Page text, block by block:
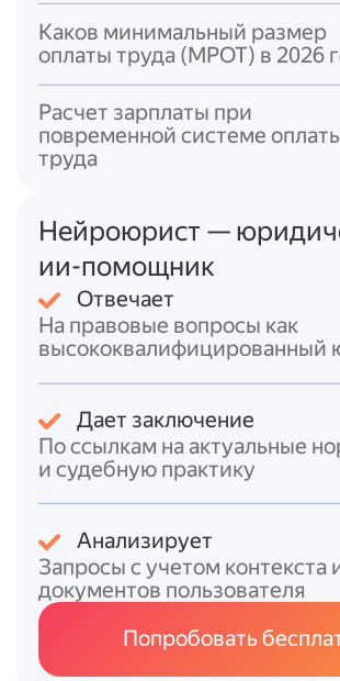
начисляютсясверхМРОТ.
Что входит в МРОТ:
оклад (может быть ниже
стимулирующие выплаты
надбавки стимулирующего
компенсационные выплаты
условия).
Условие применения МРОТ
должен полностью
рабочего времени за месяц
выполнить нормы труда.
Региональный МРОТ: в
может быть установлен
133.1 ТК РФ), который не
ниже федерального МРОТ.
Итоговый ответ
Чтобы рассчитать зарплату с
Определитеитоговую
плату
за месяц (оклад +
стимулирующие выплаты +
Каков минимальный размер
оплаты труда (МРОТ) в 2026
Расчет зарплаты при
повременной системе
труда
Нейроюрист —
ии-помощник
Отвечает
На правовые вопросы как
высококвалифицированный
Дает заключение
По ссылкам на актуальные
и судебную практику
Анализирует
Запросы с учетом контекста
документов пользователя
Попробовать